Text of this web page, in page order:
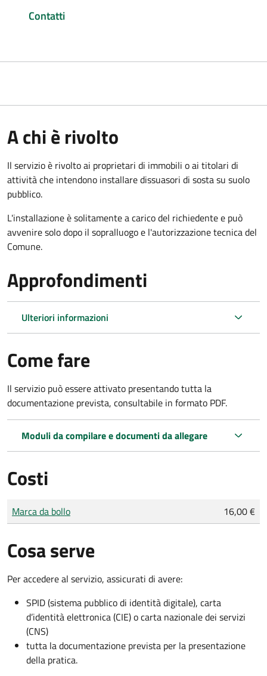
Contatti
A chi è rivolto
Il servizio è rivolto ai proprietari di immobili o ai titolari di
attività che intendono installare dissuasori di sosta su suolo
pubblico.
L'installazione è solitamente a carico del richiedente e può
avvenire solo dopo il sopralluogo e l'autorizzazione tecnica del
Comune.
Approfondimenti
Ulteriori informazioni
Come fare
Il servizio può essere attivato presentando tutta la
documentazione prevista, consultabile in formato PDF.
Moduli da compilare e documenti da allegare
Costi
Tipo di pagamento
Importo
Marca da bollo 16,00 €
Cosa serve
Per accedere al servizio, assicurati di avere:
SPID (sistema pubblico di identità digitale), carta
d’identità elettronica (CIE) o carta nazionale dei servizi
(CNS)
tutta la documentazione prevista per la presentazione
della pratica.